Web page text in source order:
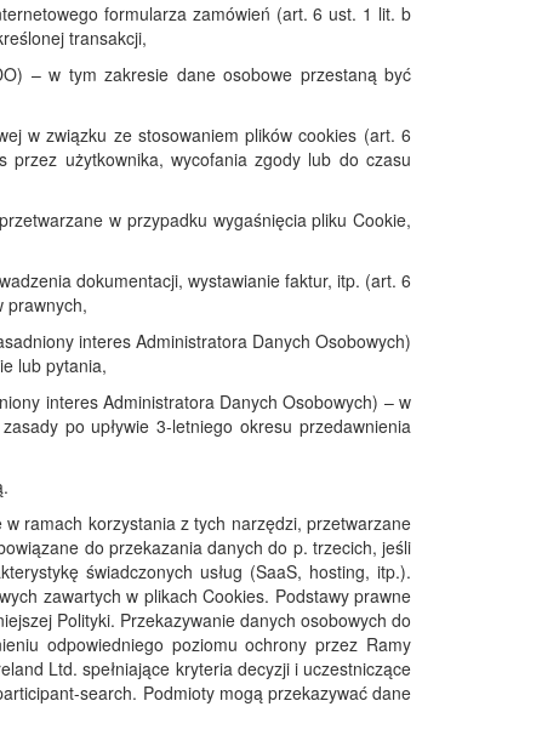
formularza zamówień (art. 6 ust. 1 lit. b
transakcji,
– w tym zakresie dane osobowe przestaną być
w związku ze stosowaniem plików cookies (art. 6
użytkownika, wycofania zgody lub do czasu
w przypadku wygaśnięcia pliku Cookie,
dokumentacji, wystawianie faktur, itp. (art. 6
prawnych,
interes Administratora Danych Osobowych)
lub pytania,
interes Administratora Danych Osobowych) – w
po upływie 3-letniego okresu przedawnienia
ramach korzystania z tych narzędzi, przetwarzane
do przekazania danych do p. trzecich, jeśli
świadczonych usług (SaaS, hosting, itp.).
zawartych w plikach Cookies. Podstawy prawne
Polityki. Przekazywanie danych osobowych do
odpowiedniego poziomu ochrony przez Ramy
Ltd. spełniające kryteria decyzji i uczestniczące
search. Podmioty mogą przekazywać dane